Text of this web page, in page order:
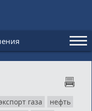
газа
нефть